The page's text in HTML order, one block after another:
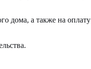
дома, а также на